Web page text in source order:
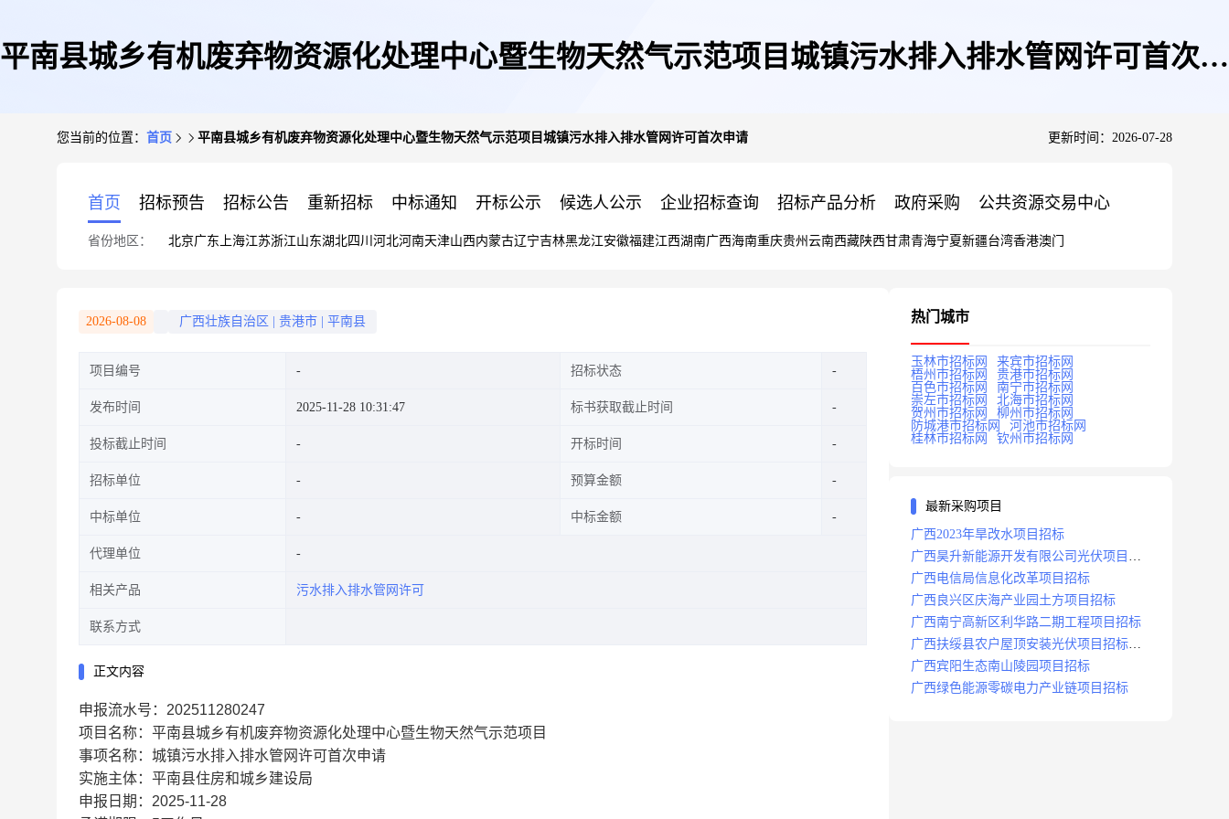
平南县城乡有机废弃物资源化处理中心暨生物天然气示范项目城镇污水排入排水管网许可首次申
您当前的位置： 首页 平南县城乡有机废弃物资源化处理中心暨生物天然气示范项目城镇污水排入排水管网许可首次申请 更新时间：2026-07-28
首页 招标预告 招标公告 重新招标 中标通知 开标公示 候选人公示 企业招标查询 招标产品分析 政府采购 公共资源交易中心
省份地区： 北京广东 上海江苏浙江山东湖北四川 河北河南天津山西内蒙古辽宁吉林黑龙江安徽福建江西湖南广西海南重庆贵州 云南西藏陕西甘肃青海宁夏新疆台湾香港澳门
2026-08-08 广西壮族自治区 贵港市 平南县
项目编号 招标状态
发布时间 2025-11-28 10:31:47 标书获取截止时间
投标截止时间 开标时间
招标单位 预算金额
中标单位 中标金额
代理单位
相关产品 污水排入排水管网许可
联系方式
正文内容
申报流水号：202511280247
项目名称：平南县城乡有机废弃物资源化处理中心暨生物天然气示范项目
事项名称：城镇污水排入排水管网许可首次申请
实施主体：平南县住房和城乡建设局
申报日期：2025-11-28
热门城市
玉林市招标网
来宾市招标网
梧州市招标网
贵港市招标网
百色市招标网
南宁市招标网
崇左市招标网
北海市招标网
贺州市招标网
柳州市招标网
防城港市招标网
河池市招标网
桂林市招标网
钦州市招标网
最新采购项目
广西2023年旱改水项目招标
广西昊升新能源开发有限公司光伏项目招
标
广西电信局信息化改革项目招标
广西良兴区庆海产业园土方项目招标
广西南宁高新区利华路二期工程项目招标
广西扶绥县农户屋顶安装光伏项目招标公
告
广西宾阳生态南山陵园项目招标
广西绿色能源零碳电力产业链项目招标